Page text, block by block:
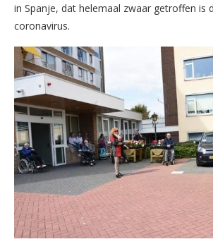
in Spanje, dat helemaal zwaar getroffen is
coronavirus.